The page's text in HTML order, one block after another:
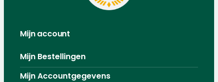
Mijn account
Mijn Bestellingen
Mijn Accountgegevens